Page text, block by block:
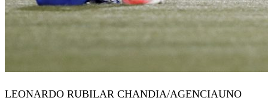
LEONARDO RUBILAR CHANDIA/AGENCIAUNO